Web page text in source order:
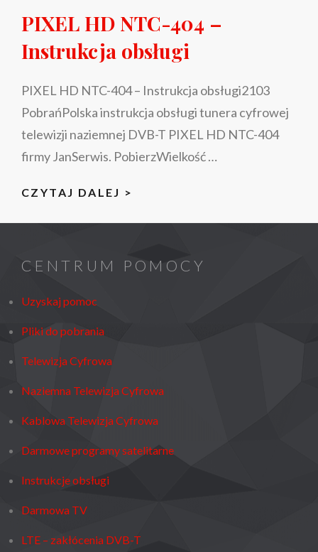
PIXEL HD NTC-404 –
Instrukcja obsługi
PIXEL HD NTC-404 – Instrukcja obsługi2103
PobrańPolska instrukcja obsługi tunera cyfrowej
telewizji naziemnej DVB-T PIXEL HD NTC-404
firmy JanSerwis. PobierzWielkość …
CZYTAJ DALEJ >
–
CENTRUM POMOCY
Uzyskaj pomoc
Pliki do pobrania
Telewizja Cyfrowa
Naziemna Telewizja Cyfrowa
Kablowa Telewizja Cyfrowa
Darmowe programy satelitarne
Instrukcje obsługi
Darmowa TV
LTE – zakłócenia DVB-T